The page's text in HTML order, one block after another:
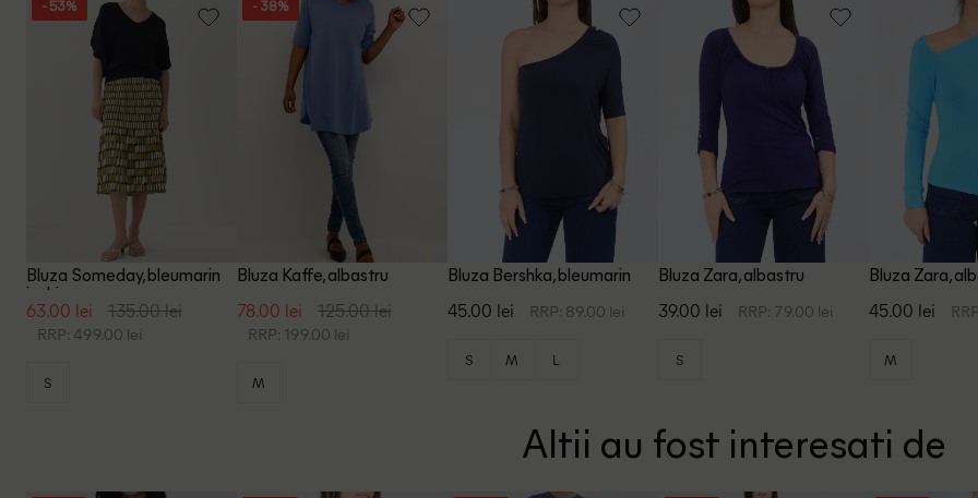
- 53%
Bluza Someday, bleumarin
inchis
63.00 lei 135.00 lei
RRP: 499.00 lei
S
- 38%
Bluza Kaffe, albastru
78.00 lei 125.00 lei
RRP: 199.00 lei
M
Bluza Bershka, bleumarin
45.00 lei RRP: 89.00 lei
S M L
Bluza Zara, albastru
39.00 lei RRP: 79.00 lei
S
Bluza Zara,
45.00 lei
M
Altii au fost interesati de